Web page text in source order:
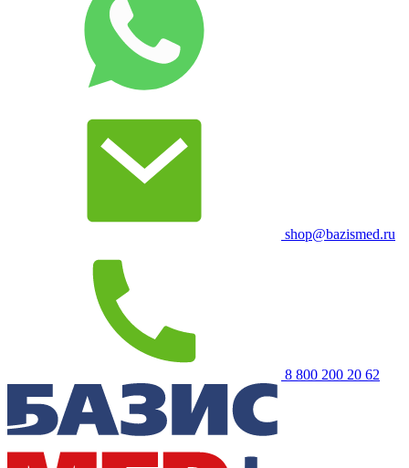
shop@bazismed.ru
8 800 200 20 62